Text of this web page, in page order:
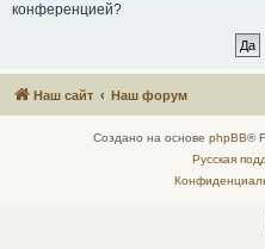
конференцией?
Наш сайт Наш форум
Создано на основе phpBB®
Русская